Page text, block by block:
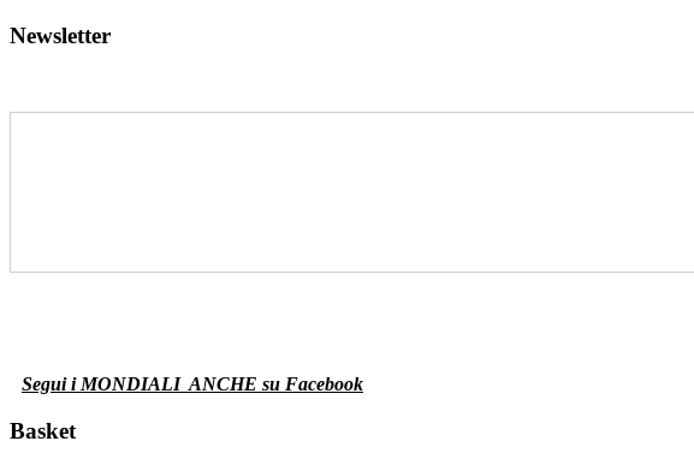
Newsletter
Segui i MONDIALI ANCHE su Facebook
Basket